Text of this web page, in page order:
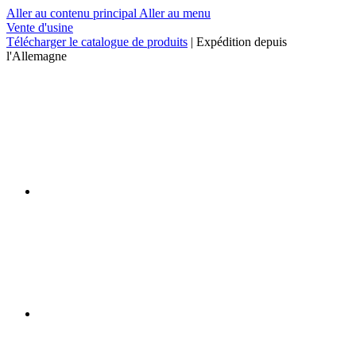
Aller au contenu principal Aller au menu
Vente d'usine
Télécharger le catalogue de produits | Expédition depuis
l'Allemagne